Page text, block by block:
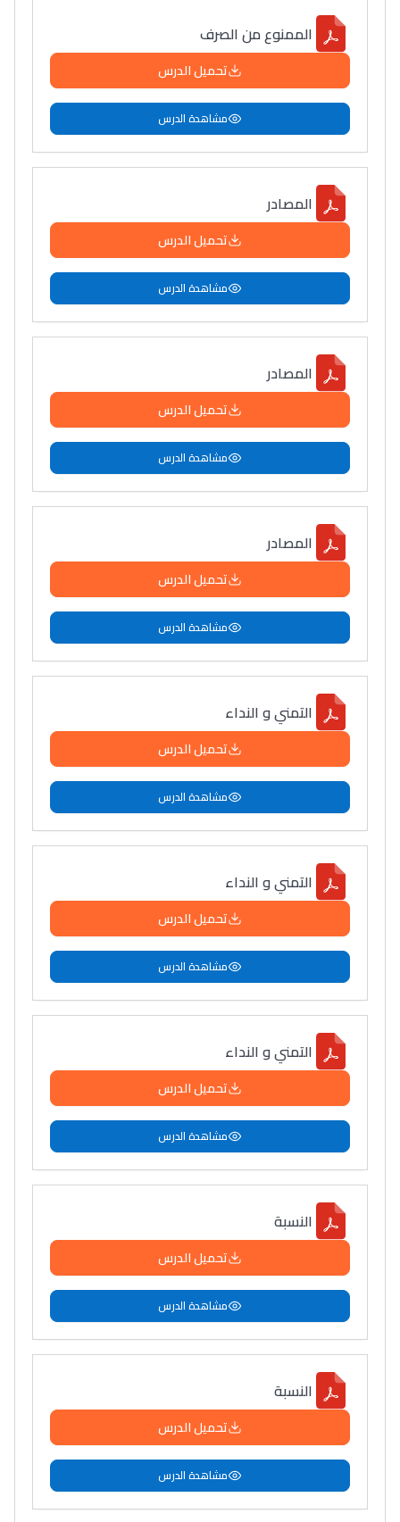
الممنوع من الصرف
تحميل الدرس
مشاهدة الدرس
المصادر
تحميل الدرس
مشاهدة الدرس
المصادر
تحميل الدرس
مشاهدة الدرس
المصادر
تحميل الدرس
مشاهدة الدرس
التمني و النداء
تحميل الدرس
مشاهدة الدرس
التمني و النداء
تحميل الدرس
مشاهدة الدرس
التمني و النداء
تحميل الدرس
مشاهدة الدرس
النسبة
تحميل الدرس
مشاهدة الدرس
النسبة
تحميل الدرس
مشاهدة الدرس